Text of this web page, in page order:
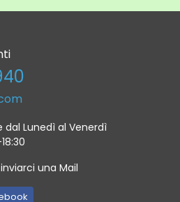
dal Lunedì al Venerdì
una Mail